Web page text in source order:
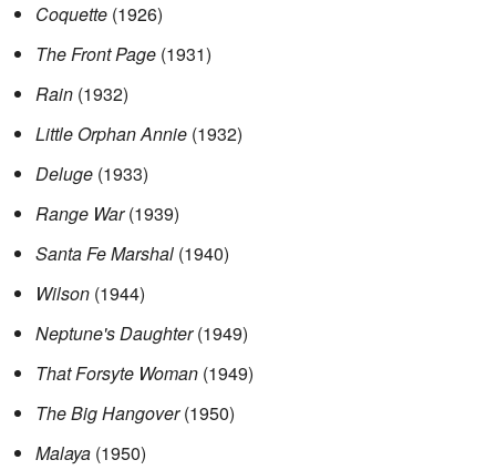
Coquette (1926)
The Front Page (1931)
Rain (1932)
Little Orphan Annie (1932)
Deluge (1933)
Range War(1939)
Santa Fe Marshal (1940)
Wilson (1944)
Neptune's Daughter(1949)
That Forsyte Woman (1949)
The Big Hangover(1950)
Malaya (1950)